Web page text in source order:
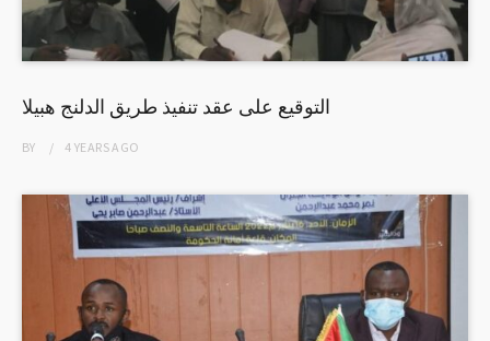
التوقيع على عقد تنفيذ طريق الدلنج هبيلا
BY 4 YEARSAGO